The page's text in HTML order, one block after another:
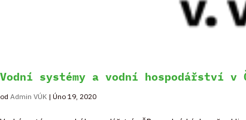
Vodní systémy a vodní hospodářství v
od Admin VÚK | Úno 19, 2020